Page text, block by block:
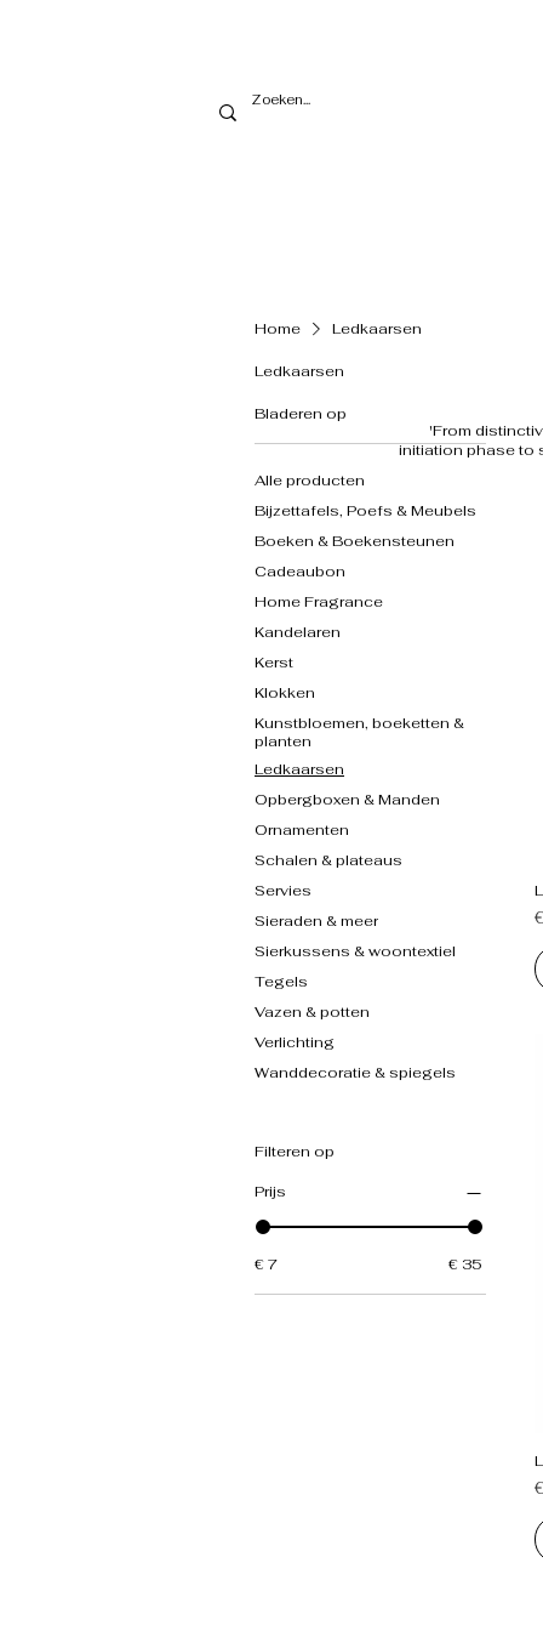
​'From
initiation phase to
Home Ledkaarsen
Ledkaarsen
Bladeren op
Alle producten
Bijzettafels, Poefs & Meubels
Boeken & Boekensteunen
Cadeaubon
Home Fragrance
Kandelaren
Kerst
Klokken
Kunstbloemen, boeketten &
planten
Ledkaarsen
Opbergboxen & Manden
Ornamenten
Schalen & plateaus
Servies
Sieraden & meer
Sierkussens & woontextiel
Tegels
Vazen & potten
Verlichting
Wanddecoratie & spiegels
Filteren op
Prijs
€ 7 € 35